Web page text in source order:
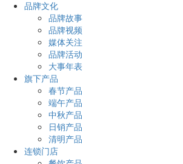
品牌文化
品牌故事
品牌视频
媒体关注
品牌活动
大事年表
旗下产品
春节产品
端午产品
中秋产品
日销产品
清明产品
连锁门店